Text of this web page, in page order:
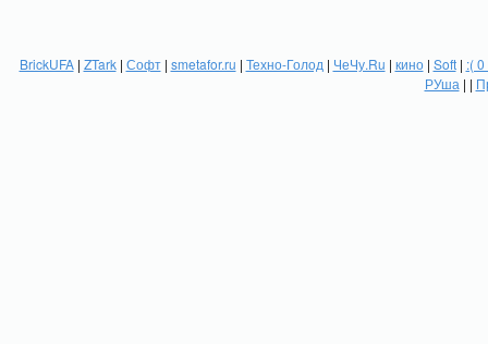
BrickUFA| ZTark| Софт| smetafor.ru | Техно-Голод | ЧеЧу.Ru | кино| Soft| :(
РУша | |